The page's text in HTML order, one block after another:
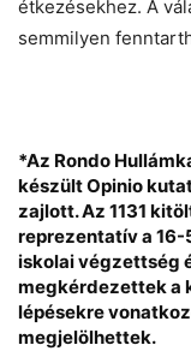
étkezésekhez. A
semmilyen
*Az Rondo
készült Opinio
zajlott. Az 1131
reprezentatív a 16-
iskolai végzettség
megkérdezettek a
lépésekre
megjelölhettek.